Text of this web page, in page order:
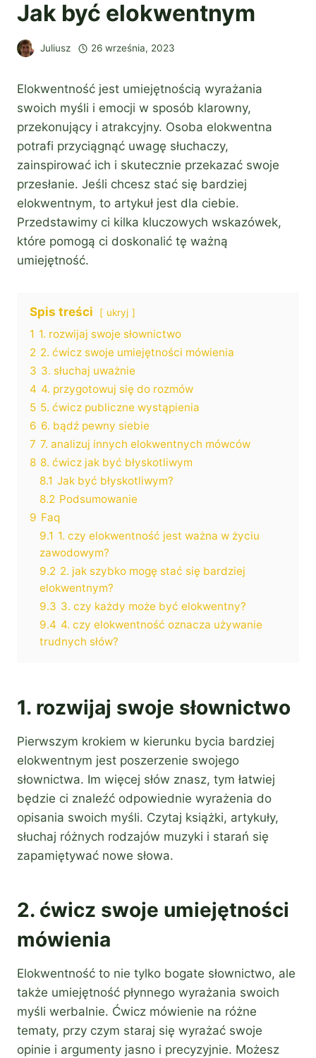
Jak być elokwentnym
Juliusz 26 września, 2023
Elokwentność jest umiejętnością wyrażania
swoich myśli i emocji w sposób klarowny,
przekonujący i atrakcyjny. Osoba elokwentna
potrafi przyciągnąć uwagę słuchaczy,
zainspirować ich i skutecznie przekazać swoje
przesłanie. Jeśli chcesz stać się bardziej
elokwentnym, to artykuł jest dla ciebie.
Przedstawimy ci kilka kluczowych wskazówek,
które pomogą ci doskonalić tę ważną
umiejętność.
Spis treści ukryj
1 1. rozwijaj swoje słownictwo
2 2. ćwicz swoje umiejętności mówienia
3 3. słuchaj uważnie
4 4. przygotowuj się do rozmów
5 5. ćwicz publiczne wystąpienia
6 6. bądź pewny siebie
7 7. analizuj innych elokwentnych mówców
8 8. ćwicz jak być błyskotliwym
8.1 Jak być błyskotliwym?
8.2 Podsumowanie
9 Faq
9.1 1. czy elokwentność jest ważna w życiu
zawodowym?
9.2 2. jak szybko mogę stać się bardziej
elokwentnym?
9.3 3. czy każdy może być elokwentny?
9.4 4. czy elokwentność oznacza używanie
trudnych słów?
1. rozwijaj swoje słownictwo
Pierwszym krokiem w kierunku bycia bardziej
elokwentnym jest poszerzenie swojego
słownictwa. Im więcej słów znasz, tym łatwiej
będzie ci znaleźć odpowiednie wyrażenia do
opisania swoich myśli. Czytaj książki, artykuły,
słuchaj różnych rodzajów muzyki i starań się
zapamiętywać nowe słowa.
2. ćwicz swoje umiejętności
mówienia
Elokwentność to nie tylko bogate słownictwo, ale
także umiejętność płynnego wyrażania swoich
myśli werbalnie. Ćwicz mówienie na różne
tematy, przy czym staraj się wyrażać swoje
opinie i argumenty jasno i precyzyjnie. Możesz